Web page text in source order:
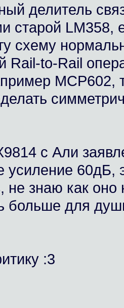
делитель
старой LM358,
схему
Rail-to-Rail
MCP602,
с Али
усиление 60дБ,
не знаю как
больше для
:3